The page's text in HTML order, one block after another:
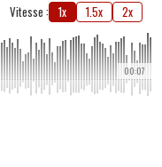
Vitesse : 1x 1.5x 2x
00:07